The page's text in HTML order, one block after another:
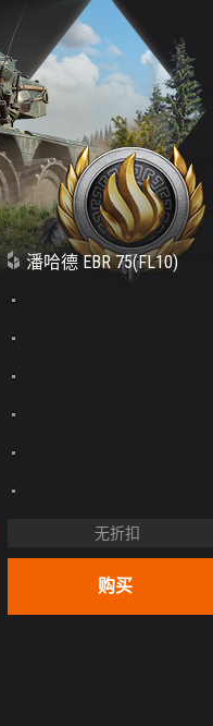
潘哈德 EBR 75(FL10)
购买